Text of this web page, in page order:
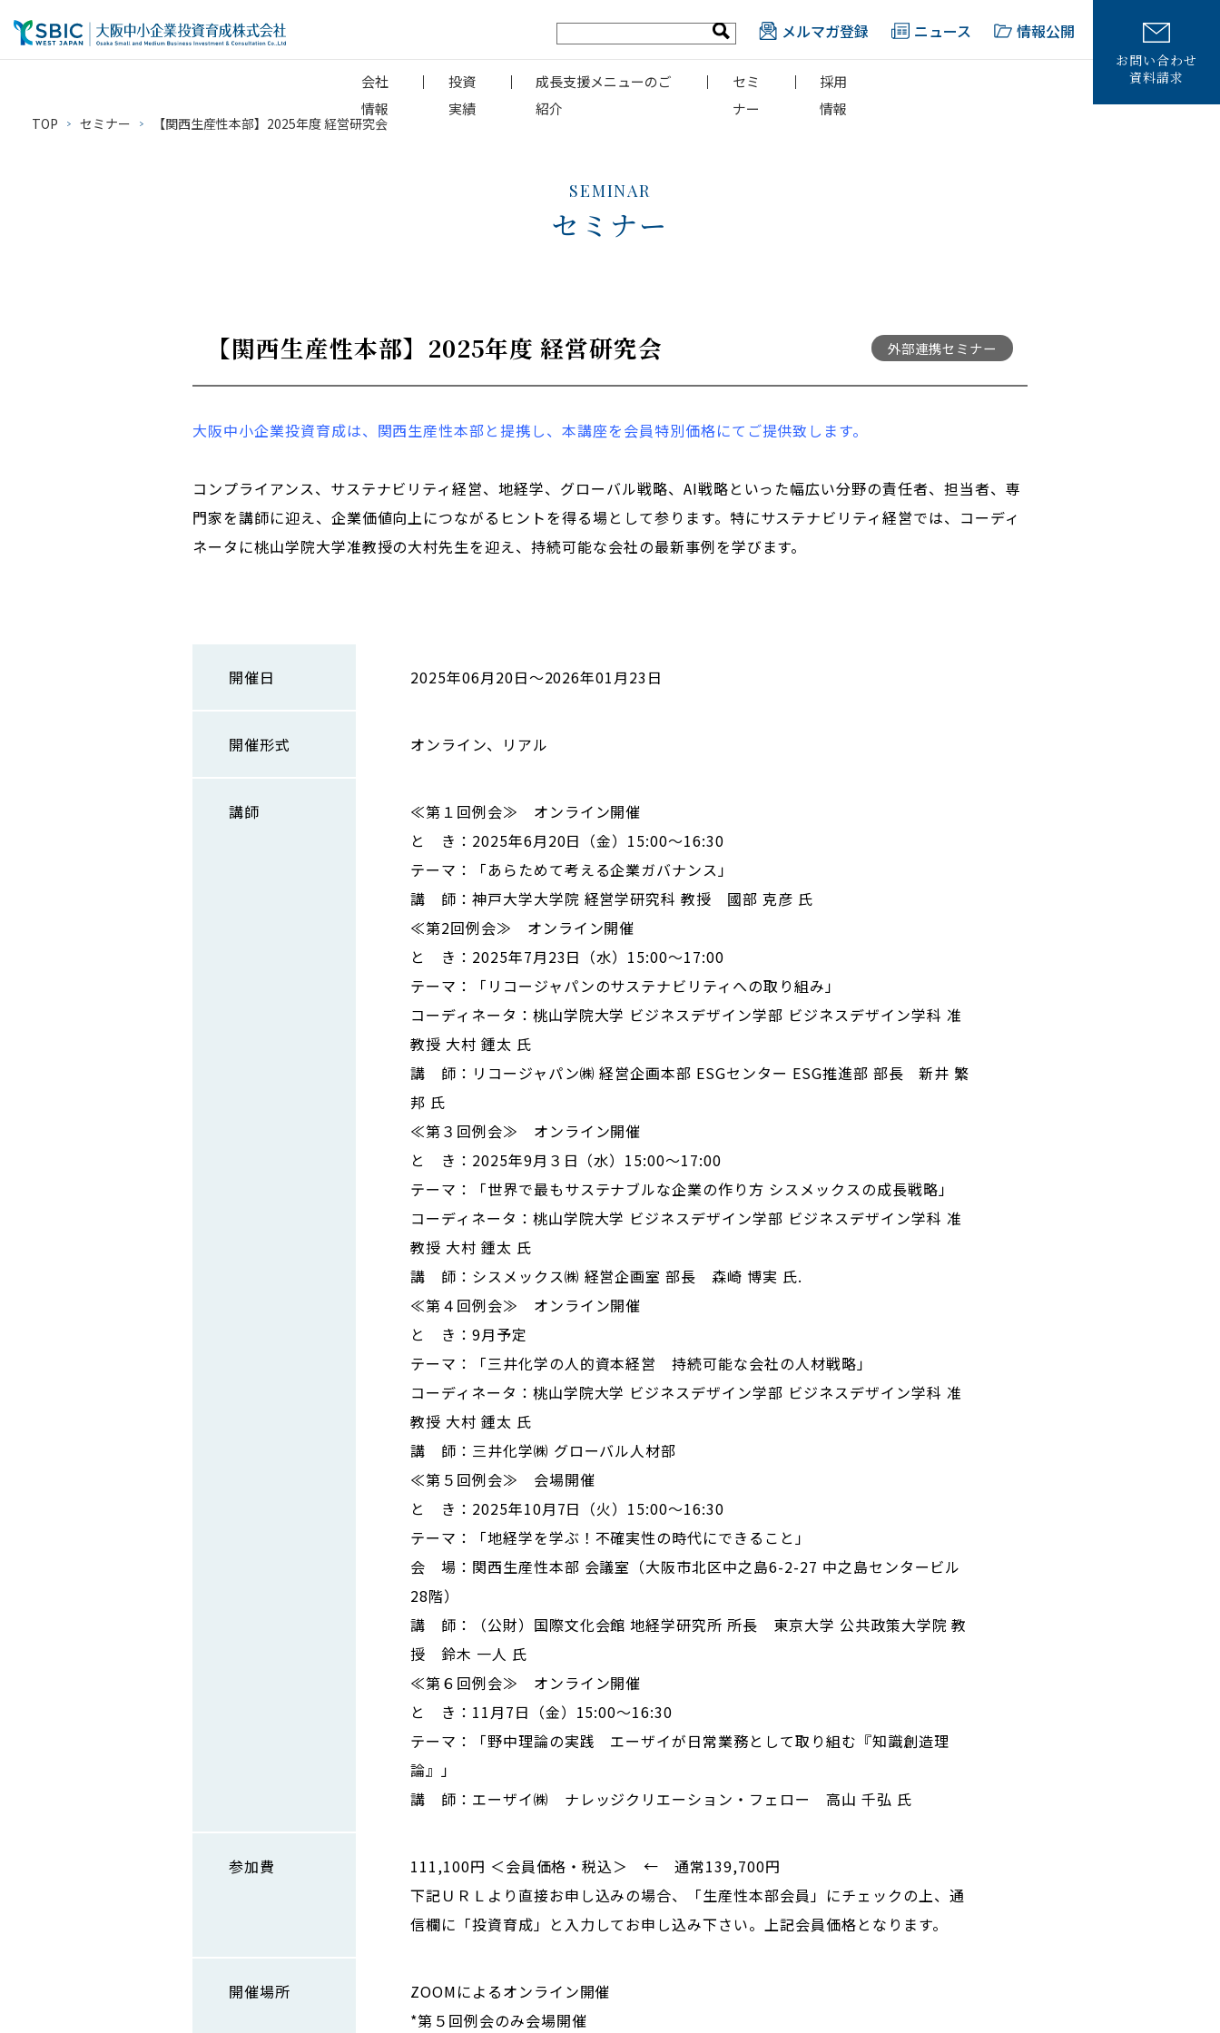
メルマガ登録 ニュース 情報公開
会社
情報
投資
実績
成長支援メニューのご
紹介
セミ
ナー
採用
情報
お問い合わせ
資料請求
TOP セミナー 【関西生産性本部】2025年度 経営研究会
SEMINAR
セミナー
【関西生産性本部】2025年度 経営研究会 外部連携セミナー
大阪中小企業投資育成は、関西生産性本部と提携し、本講座を会員特別価格にてご提供致します。
コンプライアンス、サステナビリティ経営、地経学、グローバル戦略、AI戦略といった幅広い分野の責任者、担当者、専
門家を講師に迎え、企業価値向上につながるヒントを得る場として参ります。特にサステナビリティ経営では、コーディ
ネータに桃山学院大学准教授の大村先生を迎え、持続可能な会社の最新事例を学びます。
開催日 2025年06月20日～2026年01月23日
開催形式 オンライン、リアル
講師
≪第１回例会≫ オンライン開催
と き：2025年6月20日（金）15:00～16:30
テーマ：「あらためて考える企業ガバナンス」
講 師：神戸大学大学院 経営学研究科 教授 國部 克彦 氏
≪第2回例会≫ オンライン開催
と き：2025年7月23日（水）15:00～17:00
テーマ：「リコージャパンのサステナビリティへの取り組み」
コーディネータ：桃山学院大学 ビジネスデザイン学部 ビジネスデザイン学科 准
教授 大村 鍾太 氏
講 師：リコージャパン㈱ 経営企画本部 ESGセンター ESG推進部 部長 新井 繁
邦 氏
≪第３回例会≫ オンライン開催
と き：2025年9月３日（水）15:00～17:00
テーマ：「世界で最もサステナブルな企業の作り方 シスメックスの成長戦略」
コーディネータ：桃山学院大学 ビジネスデザイン学部 ビジネスデザイン学科 准
教授 大村 鍾太 氏
講 師：シスメックス㈱ 経営企画室 部長 森崎 博実 氏.
≪第４回例会≫ オンライン開催
と き：9月予定
テーマ：「三井化学の人的資本経営 持続可能な会社の人材戦略」
コーディネータ：桃山学院大学 ビジネスデザイン学部 ビジネスデザイン学科 准
教授 大村 鍾太 氏
講 師：三井化学㈱ グローバル人材部
≪第５回例会≫ 会場開催
と き：2025年10月7日（火）15:00～16:30
テーマ：「地経学を学ぶ！不確実性の時代にできること」
会 場：関西生産性本部 会議室（大阪市北区中之島6-2-27 中之島センタービル
28階）
講 師：（公財）国際文化会館 地経学研究所 所長 東京大学 公共政策大学院 教
授 鈴木 一人 氏
≪第６回例会≫ オンライン開催
と き：11月7日（金）15:00～16:30
テーマ：「野中理論の実践 エーザイが日常業務として取り組む『知識創造理
論』」
講 師：エーザイ㈱ ナレッジクリエーション・フェロー 高山 千弘 氏
参加費
111,100円 ＜会員価格・税込＞ ← 通常139,700円
下記ＵＲＬより直接お申し込みの場合、「生産性本部会員」にチェックの上、通
信欄に「投資育成」と入力してお申し込み下さい。上記会員価格となります。
開催場所
ZOOMによるオンライン開催
*第５回例会のみ会場開催